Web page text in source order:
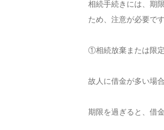
相続手続きには、期
ため、注意が必要です
①相続放棄または限
故人に借金が多い場
期限を過ぎると、借